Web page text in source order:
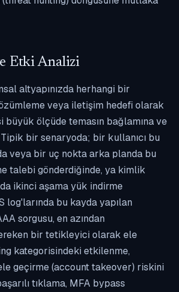
Etki Analizi
altyapınızda herhangi bir
veya iletişim hedefi olarak
büyük ölçüde temasın bağlamına ve
Tipik bir senaryoda; bir kullanıcı bu
veya bir uç nokta arka planda bu
talebi gönderdiğinde, ya kimlik
da ikinci aşama yük indirme
bu kayda yapılan
sorgusu, en azından
bir tetikleyici olarak ele
kategorisindeki etkilenme,
geçirme (account takeover) riskini
tıklama, MFA bypass